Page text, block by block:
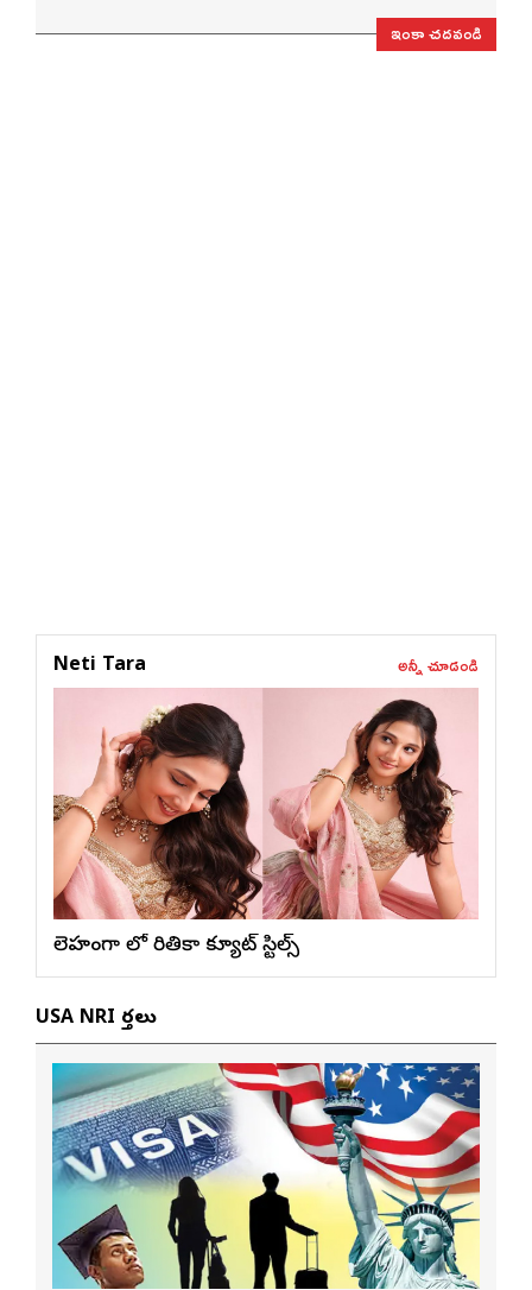
ఇంకా చదవండి
Neti Tara అన్నీ చూడండి
లెహంగా లో రితికా క్యూట్ స్టిల్స్
USA NRI వార్తలు